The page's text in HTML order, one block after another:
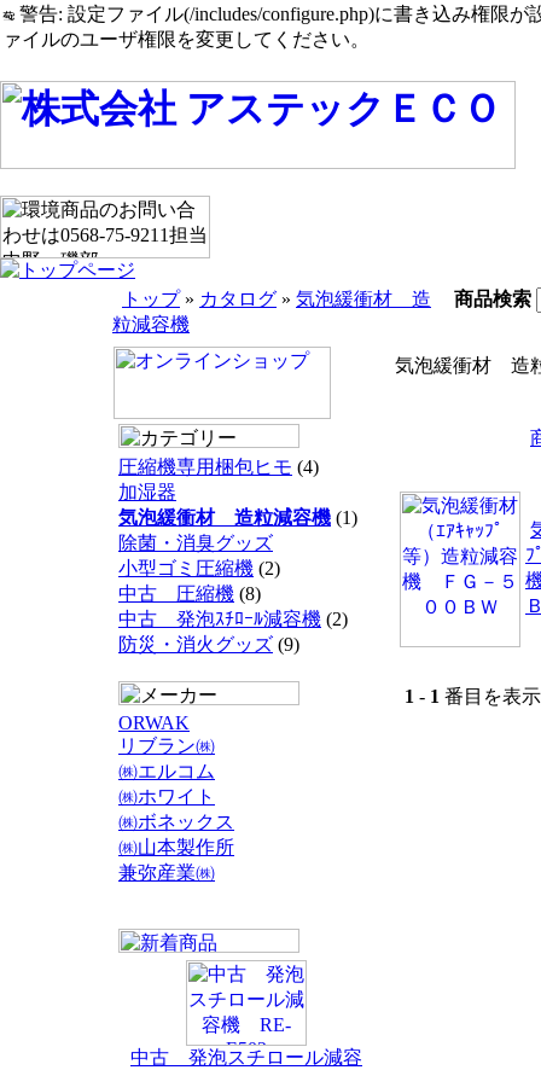
警告: 設定ファイル(/includes/configure.php)に書き込み権限が
ァイルのユーザ権限を変更してください。
トップ» カタログ » 気泡緩衝材 造
粒減容機
商品検索
圧縮機専用梱包ヒモ (4)
加湿器
気泡緩衝材 造粒減容機 (1)
除菌・消臭グッズ
小型ゴミ圧縮機 (2)
中古 圧縮機 (8)
中古 発泡ｽﾁﾛｰﾙ減容機 (2)
防災・消火グッズ (9)
ORWAK
リブラン㈱
㈱エルコム
㈱ホワイト
㈱ボネックス
㈱山本製作所
兼弥産業㈱
中古 発泡スチロール減容
気泡緩衝材 造
ﾌ
1 - 1 番目を表